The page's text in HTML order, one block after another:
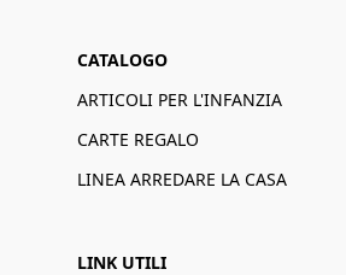
CATALOGO
ARTICOLI PER L'INFANZIA
CARTE REGALO
LINEA ARREDARE LA CASA
LINK UTILI